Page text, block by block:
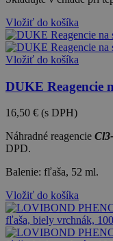
Vložiť do košíka
Vložiť do košíka
DUKE Reagencie
16,50 € (s DPH)
Náhradné reagencie
DPD.
Balenie: fľaša, 52 ml.
Vložiť do košíka